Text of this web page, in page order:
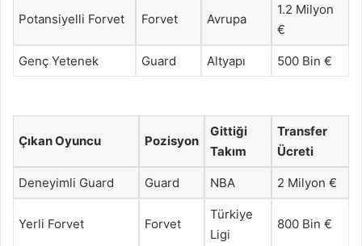
Potansiyelli Forvet Forvet Avrupa
1.2 Milyon
€
Genç Yetenek Guard Altyapı 500 Bin €
Çıkan Oyuncu Pozisyon
Gittiği
Takım
Transfer
Ücreti
Deneyimli Guard Guard NBA 2 Milyon €
Yerli Forvet Forvet
Türkiye
Ligi
800 Bin €